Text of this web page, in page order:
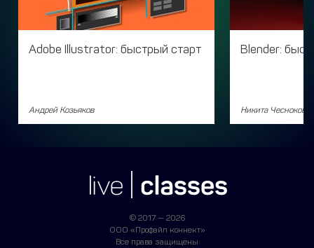
Adobe Illustrator: быстрый старт
Андрей Козьяков
Blender:
Никита Чесноков
© 2017 — 2026
ООО «Профайл коннект»
Все права защищены